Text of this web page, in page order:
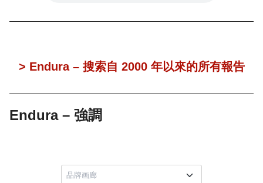
> Endura – 搜索自 2000 年以來的所有報告
Endura – 強調